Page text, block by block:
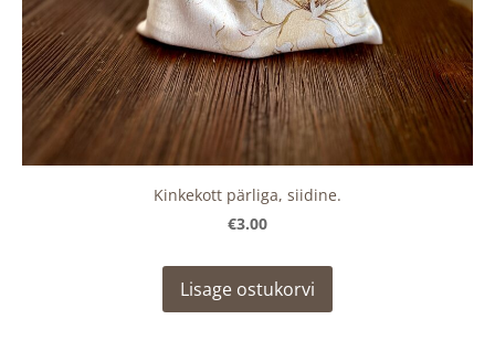
Kinkekott pärliga, siidine.
€3.00
Lisage ostukorvi